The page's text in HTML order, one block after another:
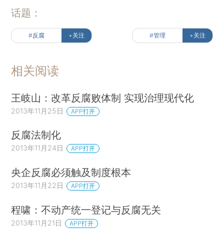
话题：
#反腐 +关注 #管理 +关注
相关阅读
王岐山：改革反腐败体制 实现治理现代化
2013年11月25日 APP打开
反腐法制化
2013年11月24日 APP打开
央企反腐必须触及制度根本
2013年11月22日 APP打开
程啸：不动产统一登记与反腐无关
2013年11月21日 APP打开